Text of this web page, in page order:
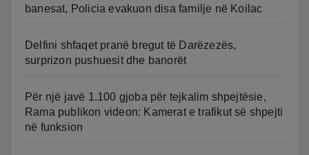
banesat, Policia evakuon disa familje në Koilac
Delfini shfaqet pranë bregut të Darëzezës,
surprizon pushuesit dhe banorët
Për një javë 1.100 gjoba për tejkalim shpejtësie,
Rama publikon videon: Kamerat e trafikut së shpejti
në funksion